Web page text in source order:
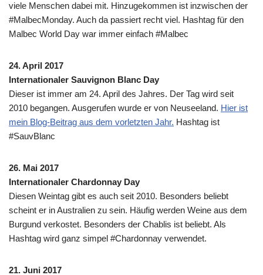
viele Menschen dabei mit. Hinzugekommen ist inzwischen der
#MalbecMonday. Auch da passiert recht viel. Hashtag für den
Malbec World Day war immer einfach #Malbec
24. April 2017
Internationaler Sauvignon Blanc Day
Dieser ist immer am 24. April des Jahres. Der Tag wird seit
2010 begangen. Ausgerufen wurde er von Neuseeland. Hier ist
mein Blog-Beitrag aus dem vorletzten Jahr. Hashtag ist
#SauvBlanc
26. Mai 2017
Internationaler Chardonnay Day
Diesen Weintag gibt es auch seit 2010. Besonders beliebt
scheint er in Australien zu sein. Häufig werden Weine aus dem
Burgund verkostet. Besonders der Chablis ist beliebt. Als
Hashtag wird ganz simpel #Chardonnay verwendet.
21. Juni 2017